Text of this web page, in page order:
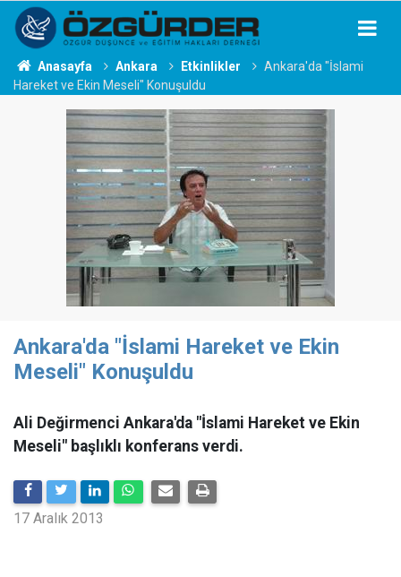
Anasayfa Ankara Etkinlikler
Ankara'da "İslami
Hareket ve Ekin Meseli" Konuşuldu
Ankara'da "İslami Hareket ve Ekin
Meseli" Konuşuldu
Ali Değirmenci Ankara'da "İslami Hareket ve Ekin
Meseli" başlıklı konferans verdi.
17 Aralık 2013